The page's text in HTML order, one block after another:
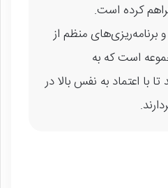
کرده است.
برنامه‌ریزی‌های منظم از
است که به
با اعتماد به نفس بالا در